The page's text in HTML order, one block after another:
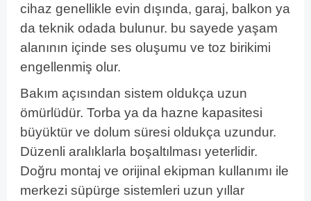
cihaz genellikle evin dışında, garaj, balkon ya
da teknik odada bulunur. bu sayede yaşam
alanının içinde ses oluşumu ve toz birikimi
engellenmiş olur.
Bakım açısından sistem oldukça uzun
ömürlüdür. Torba ya da hazne kapasitesi
büyüktür ve dolum süresi oldukça uzundur.
Düzenli aralıklarla boşaltılması yeterlidir.
Doğru montaj ve orijinal ekipman kullanımı ile
merkezi süpürge sistemleri uzun yıllar